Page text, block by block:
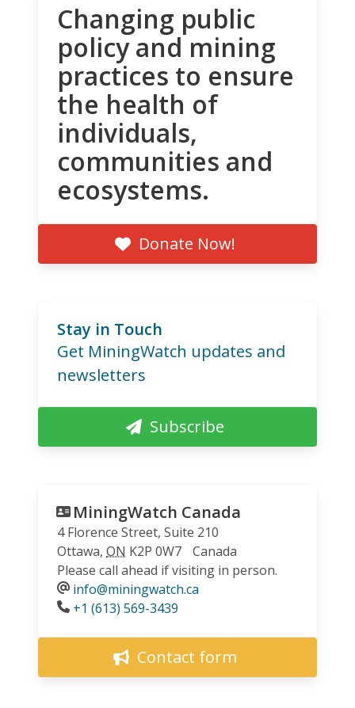
Changing public
policy and mining
practices to ensure
the health of
individuals,
communities and
ecosystems.
Donate Now!
Stay in Touch
Get MiningWatch updates and
newsletters
Subscribe
MiningWatch Canada
4 Florence Street, Suite 210
Ottawa, ON K2P 0W7
Canada
Please call ahead if visiting in person.
info@miningwatch.ca
Phone
+1 (613) 569-3439
Contact form